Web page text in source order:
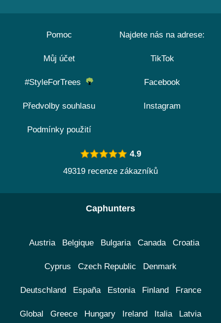
Pomoc
Můj účet
#StyleForTrees
Předvolby souhlasu
Podmínky použití
Najdete nás na adrese:
TikTok
Facebook
Instagram
4.9
49319 recenze zákazníků
Caphunters
Austria Belgique Bulgaria Canada Croatia
Cyprus Czech Republic Denmark
Deutschland España Estonia Finland France
Global Greece Hungary Ireland Italia Latvia